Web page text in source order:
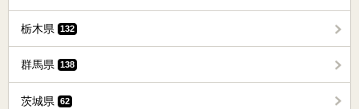
栃木県 132
群馬県 138
茨城県 62